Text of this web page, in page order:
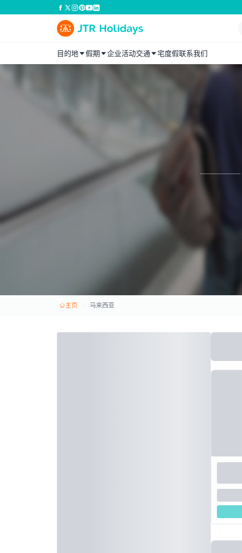
目的地 假期 企业活动交通 宅度假联系我们
主页 马来西亚